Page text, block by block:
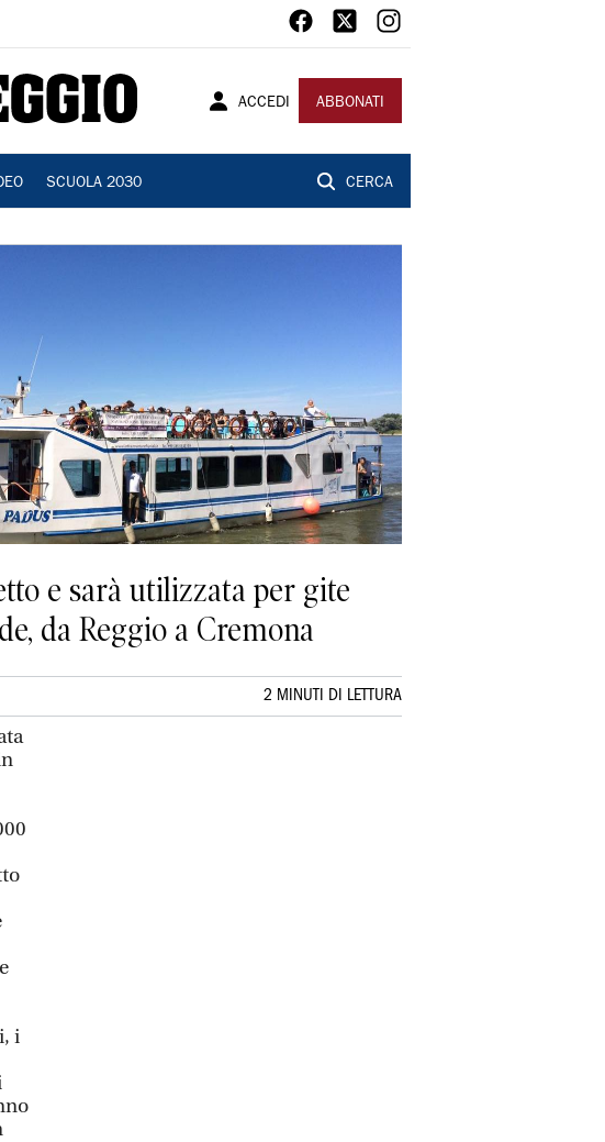
ACCEDI ABBONATI
SCUOLA 2030 CERCA
e sarà utilizzata per gite
da Reggio a Cremona
2 MINUTI DI LETTURA
i